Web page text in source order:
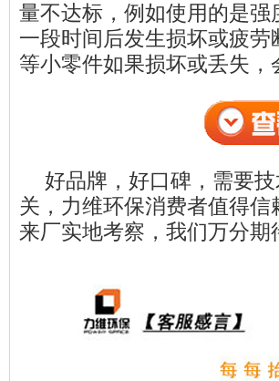
量不达标，例如使用的是
一段时间后发生损坏或疲
等小零件如果损坏或丢失
好品牌，好口碑，需要
关，力维环保消费者值得
来厂实地考察，我们万分期